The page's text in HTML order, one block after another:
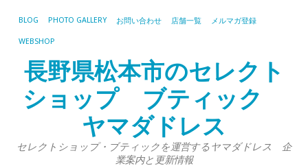
BLOG PHOTO GALLERY お問い合わせ 店舗一覧 メルマガ登録
WEBSHOP
長野県松本市のセレクト
ショップ ブティック
ヤマダドレス
セレクトショップ・ブティックを運営するヤマダドレス 企
業案内と更新情報